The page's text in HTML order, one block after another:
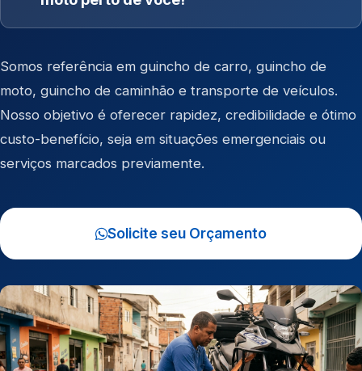
Somos referência em guincho de carro, guincho de
moto, guincho de caminhão e transporte de veículos.
Nosso objetivo é oferecer rapidez, credibilidade e ótimo
custo-benefício, seja em situações emergenciais ou
serviços marcados previamente.
Solicite seu Orçamento